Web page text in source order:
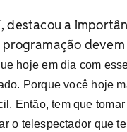
destacou a
devem
hoje em dia com
Porque você hoje
Então, tem que tomar
o telespectador que